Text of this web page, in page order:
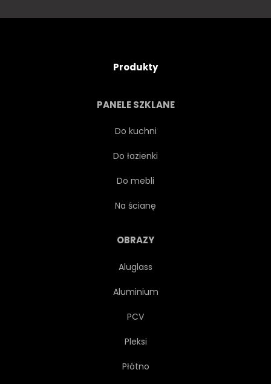
Produkty
PANELE SZKLANE
Do kuchni
Do łazienki
Do mebli
Na ścianę
OBRAZY
Aluglass
Aluminium
PCV
Pleksi
Płótno